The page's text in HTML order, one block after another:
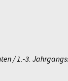
/ 1.-3.